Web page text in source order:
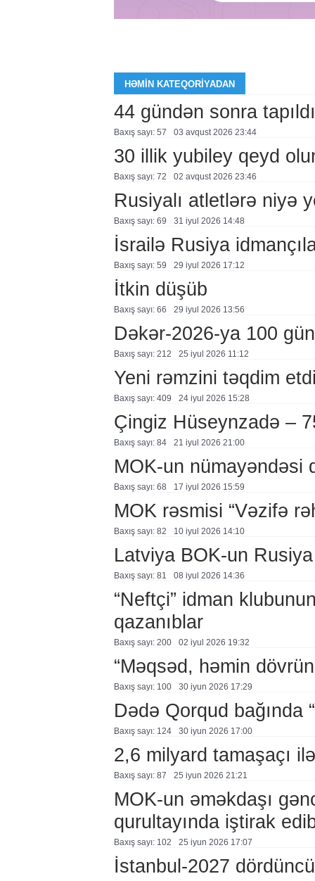
HƏMIN KATEQORIYADAN
44 gündən sonra tapıldı
Baxış sayı: 57 03 avqust 2026 23:44
30 illik yubiley qeyd
Baxış sayı: 72 02 avqust 2026 23:46
Rusiyalı atletlərə niyə
Baxış sayı: 69 31 i̇yul 2026 14:48
İsrailə Rusiya
Baxış sayı: 59 29 i̇yul 2026 17:12
İtkin düşüb
Baxış sayı: 66 29 i̇yul 2026 13:56
Dəkər-2026-ya 100
Baxış sayı: 212 25 i̇yul 2026 11:12
Yeni rəmzini təqdim
Baxış sayı: 409 24 i̇yul 2026 15:28
Çingiz Hüseynzadə –
Baxış sayı: 84 21 i̇yul 2026 21:00
MOK-un nümayəndəsi
Baxış sayı: 68 17 i̇yul 2026 15:59
MOK rəsmisi “Vəzifə
Baxış sayı: 82 10 i̇yul 2026 14:10
Latviya BOK-un
Baxış sayı: 81 08 i̇yul 2026 14:36
“Neftçi” idman
qazanıblar
Baxış sayı: 200 02 i̇yul 2026 19:32
“Məqsəd, həmin
Baxış sayı: 100 30 i̇yun 2026 17:29
Dədə Qorqud bağında
Baxış sayı: 124 30 i̇yun 2026 17:00
2,6 milyard tamaşaçı
Baxış sayı: 87 25 i̇yun 2026 21:21
MOK-un əməkdaşı
qurultayında iştirak
Baxış sayı: 102 25 i̇yun 2026 17:07
İstanbul-2027